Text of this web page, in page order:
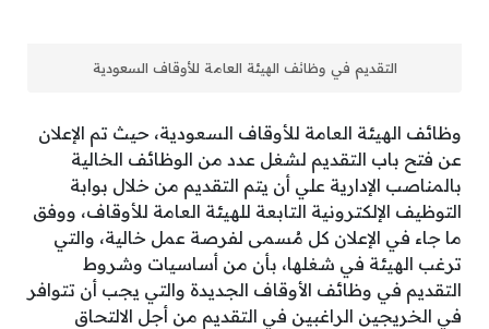
التقديم في وظائف الهيئة العامة للأوقاف السعودية
وظائف الهيئة العامة للأوقاف السعودية، حيث تم الإعلان
عن فتح باب التقديم لشغل عدد من الوظائف الخالية
بالمناصب الإدارية علي أن يتم التقديم من خلال بوابة
التوظيف الإلكترونية التابعة للهيئة العامة للأوقاف، ووفق
ما جاء في الإعلان كل مُسمى لفرصة عمل خالية، والتي
ترغب الهيئة في شغلها، بأن من أساسيات وشروط
التقديم في وظائف الأوقاف الجديدة والتي يجب أن تتوافر
في الخريجين الراغبين في التقديم من أجل الالتحاق